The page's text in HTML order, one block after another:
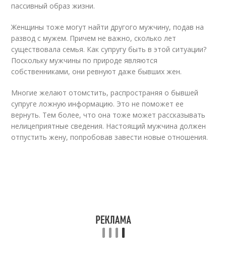
пассивный образ жизни.
Женщины тоже могут найти другого мужчину, подав на
развод с мужем. Причем не важно, сколько лет
существовала семья. Как супругу быть в этой ситуации?
Поскольку мужчины по природе являются
собственниками, они ревнуют даже бывших жен.
Многие желают отомстить, распространяя о бывшей
супруге ложную информацию. Это не поможет ее
вернуть. Тем более, что она тоже может рассказывать
нелицеприятные сведения. Настоящий мужчина должен
отпустить жену, попробовав завести новые отношения.